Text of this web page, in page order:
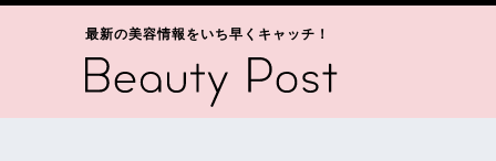
最新の美容情報をいち早くキャッチ！